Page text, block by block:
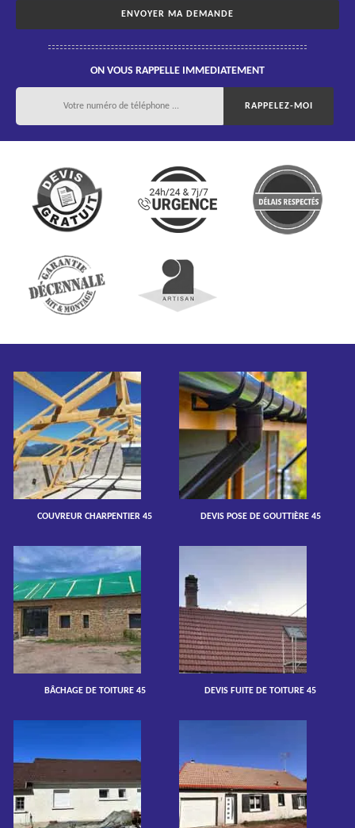
ON VOUS RAPPELLE IMMEDIATEMENT
COUVREUR CHARPENTIER 45 DEVIS POSE DE GOUTTIÈRE 45
BÂCHAGE DE TOITURE 45 DEVIS FUITE DE TOITURE 45